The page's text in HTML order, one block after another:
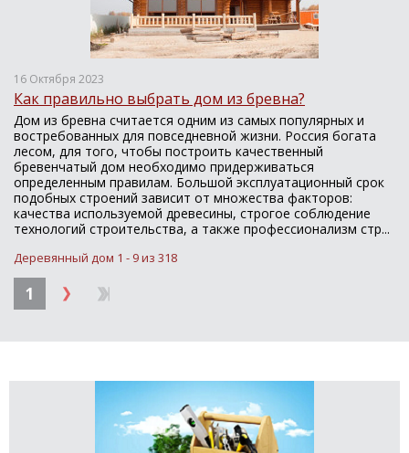
16 Октября 2023
Как правильно выбрать дом из бревна?
Дом из бревна считается одним из самых популярных и
востребованных для повседневной жизни. Россия богата
лесом, для того, чтобы построить качественный
бревенчатый дом необходимо придерживаться
определенным правилам. Большой эксплуатационный срок
подобных строений зависит от множества факторов:
качества используемой древесины, строгое соблюдение
технологий строительства, а также профессионализм стр...
Деревянный дом 1 - 9 из 318
1